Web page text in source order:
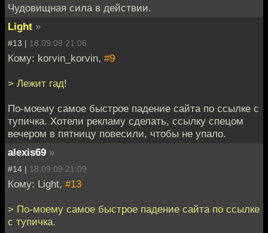
Чудовищная сила в действии.
Light »
#13 | 18.09.09 21:06
Кому: korvin_korvin, #9
> Лежит гад!
По-моему самое быстрое падение сайта по ссылке с
тупичка. Хотели рекламу сделать, ссылку спецом
вечером в пятницу повесили, чтобы не упало.
alexis69 »
#14 | 18.09.09 21:09
Кому: Light, #13
> По-моему самое быстрое падение сайта по ссылке
с тупичка.